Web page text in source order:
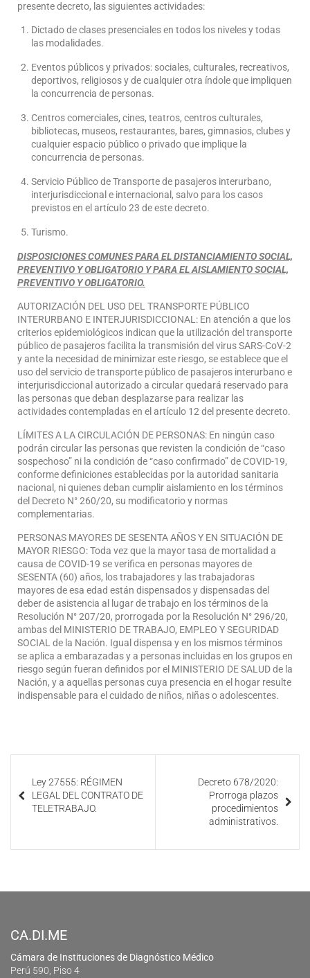
presente decreto, las siguientes actividades:
Dictado de clases presenciales en todos los niveles y todas
las modalidades.
Eventos públicos y privados: sociales, culturales, recreativos,
deportivos, religiosos y de cualquier otra índole que impliquen
la concurrencia de personas.
Centros comerciales, cines, teatros, centros culturales,
bibliotecas, museos, restaurantes, bares, gimnasios, clubes y
cualquier espacio público o privado que implique la
concurrencia de personas.
Servicio Público de Transporte de pasajeros interurbano,
interjurisdiccional e internacional, salvo para los casos
previstos en el artículo 23 de este decreto.
Turismo.
DISPOSICIONES COMUNES PARA EL DISTANCIAMIENTO SOCIAL,
PREVENTIVO Y OBLIGATORIO Y PARA EL AISLAMIENTO SOCIAL,
PREVENTIVO Y OBLIGATORIO.
AUTORIZACIÓN DEL USO DEL TRANSPORTE PÚBLICO
INTERURBANO E INTERJURISDICCIONAL: En atención a que los
criterios epidemiológicos indican que la utilización del transporte
público de pasajeros facilita la transmisión del virus SARS-CoV-2
y ante la necesidad de minimizar este riesgo, se establece que el
uso del servicio de transporte público de pasajeros interurbano e
interjurisdiccional autorizado a circular quedará reservado para
las personas que deban desplazarse para realizar las
actividades contempladas en el artículo 12 del presente decreto.
LÍMITES A LA CIRCULACIÓN DE PERSONAS: En ningún caso
podrán circular las personas que revisten la condición de “caso
sospechoso” ni la condición de “caso confirmado” de COVID-19,
conforme definiciones establecidas por la autoridad sanitaria
nacional, ni quienes deban cumplir aislamiento en los términos
del Decreto N° 260/20, su modificatorio y normas
complementarias.
PERSONAS MAYORES DE SESENTA AÑOS Y EN SITUACIÓN DE
MAYOR RIESGO: Toda vez que la mayor tasa de mortalidad a
causa de COVID-19 se verifica en personas mayores de
SESENTA (60) años, los trabajadores y las trabajadoras
mayores de esa edad están dispensados y dispensadas del
deber de asistencia al lugar de trabajo en los términos de la
Resolución N° 207/20, prorrogada por la Resolución N° 296/20,
ambas del MINISTERIO DE TRABAJO, EMPLEO Y SEGURIDAD
SOCIAL de la Nación. Igual dispensa y en los mismos términos
se aplica a embarazadas y a personas incluidas en los grupos en
riesgo según fueran definidos por el MINISTERIO DE SALUD de la
Nación, y a aquellas personas cuya presencia en el hogar resulte
indispensable para el cuidado de niños, niñas o adolescentes.
Ley 27555: RÉGIMEN
LEGAL DEL CONTRATO DE
TELETRABAJO.
Decreto 678/2020:
Prorroga plazos
procedimientos
administrativos.
CA.DI.ME
Cámara de Instituciones de Diagnóstico Médico
Perú 590, Piso 4